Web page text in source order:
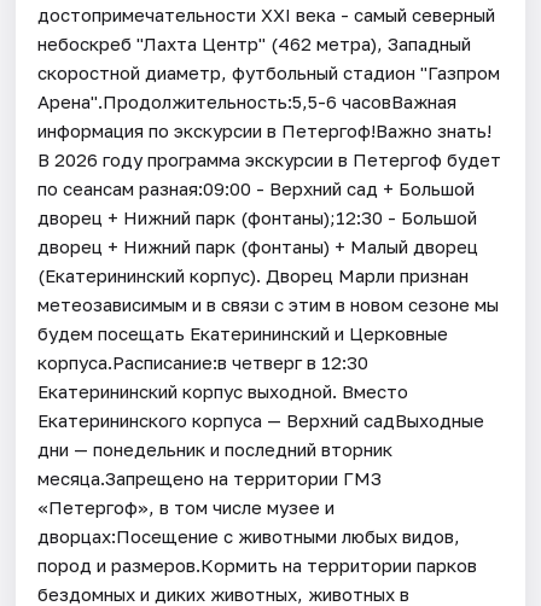
достопримечательности XXI века - самый северный
небоскреб "Лахта Центр" (462 метра), Западный
скоростной диаметр, футбольный стадион "Газпром
Арена".Продолжительность:5,5-6 часовВажная
информация по экскурсии в Петергоф!Важно знать!
В 2026 году программа экскурсии в Петергоф будет
по сеансам разная:09:00 - Верхний сад + Большой
дворец + Нижний парк (фонтаны);12:30 - Большой
дворец + Нижний парк (фонтаны) + Малый дворец
(Екатерининский корпус). Дворец Марли признан
метеозависимым и в связи с этим в новом сезоне мы
будем посещать Екатерининский и Церковные
корпуса.Расписание:в четверг в 12:30
Екатерининский корпус выходной. Вместо
Екатерининского корпуса — Верхний садВыходные
дни — понедельник и последний вторник
месяца.Запрещено на территории ГМЗ
«Петергоф», в том числе музее и
дворцах:Посещение с животными любых видов,
пород и размеров.Кормить на территории парков
бездомных и диких животных, животных в